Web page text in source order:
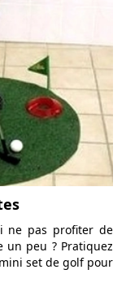
ne pas profiter de
un peu ? Pratiquez
set de golf pour